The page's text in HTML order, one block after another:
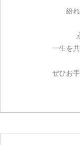
紛
一生を
ぜひお